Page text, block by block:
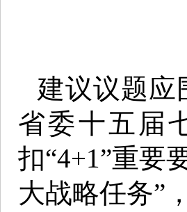
建议议题应
省委十五届
扣“4+1”重要
大战略任务”